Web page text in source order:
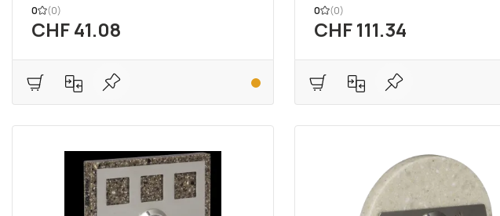
0 (0)
CHF 41.08
0 (0)
CHF 111.34